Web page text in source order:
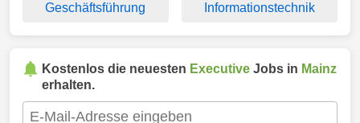
Geschäftsführung Informationstechnik
Kostenlos die neuesten Executive Jobs in Mainz
erhalten.